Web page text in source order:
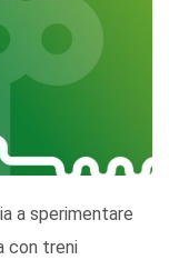
a sperimentare
con treni